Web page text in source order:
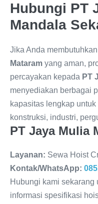
Hubungi PT
Mandala
Jika Anda
Mataram yang aman,
percayakan kepada PT
menyediakan berbagai
kapasitas lengkap
konstruksi, industri,
PT Jaya Mulia
Layanan: Sewa Hoist
Kontak/WhatsApp:
Hubungi kami sekarang
informasi spesifikasi